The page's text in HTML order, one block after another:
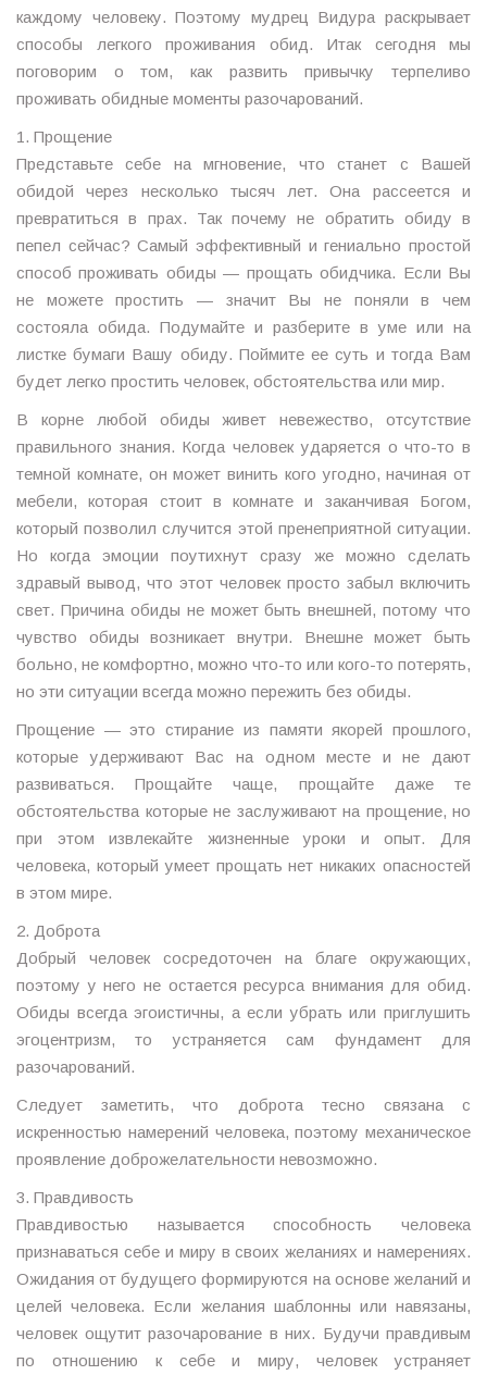
каждому человеку. Поэтому мудрец Видура раскрывает
способы легкого проживания обид. Итак сегодня мы
поговорим о том, как развить привычку терпеливо
проживать обидные моменты разочарований.
1. Прощение
Представьте себе на мгновение, что станет с Вашей
обидой через несколько тысяч лет. Она рассеется и
превратиться в прах. Так почему не обратить обиду в
пепел сейчас? Самый эффективный и гениально простой
способ проживать обиды — прощать обидчика. Если Вы
не можете простить — значит Вы не поняли в чем
состояла обида. Подумайте и разберите в уме или на
листке бумаги Вашу обиду. Поймите ее суть и тогда Вам
будет легко простить человек, обстоятельства или мир.
В корне любой обиды живет невежество, отсутствие
правильного знания. Когда человек ударяется о что-то в
темной комнате, он может винить кого угодно, начиная от
мебели, которая стоит в комнате и заканчивая Богом,
который позволил случится этой пренеприятной ситуации.
Но когда эмоции поутихнут сразу же можно сделать
здравый вывод, что этот человек просто забыл включить
свет. Причина обиды не может быть внешней, потому что
чувство обиды возникает внутри. Внешне может быть
больно, не комфортно, можно что-то или кого-то потерять,
но эти ситуации всегда можно пережить без обиды.
Прощение — это стирание из памяти якорей прошлого,
которые удерживают Вас на одном месте и не дают
развиваться. Прощайте чаще, прощайте даже те
обстоятельства которые не заслуживают на прощение, но
при этом извлекайте жизненные уроки и опыт. Для
человека, который умеет прощать нет никаких опасностей
в этом мире.
2. Доброта
Добрый человек сосредоточен на благе окружающих,
поэтому у него не остается ресурса внимания для обид.
Обиды всегда эгоистичны, а если убрать или приглушить
эгоцентризм, то устраняется сам фундамент для
разочарований.
Следует заметить, что доброта тесно связана с
искренностью намерений человека, поэтому механическое
проявление доброжелательности невозможно.
3. Правдивость
Правдивостью называется способность человека
признаваться себе и миру в своих желаниях и намерениях.
Ожидания от будущего формируются на основе желаний и
целей человека. Если желания шаблонны или навязаны,
человек ощутит разочарование в них. Будучи правдивым
по отношению к себе и миру, человек устраняет